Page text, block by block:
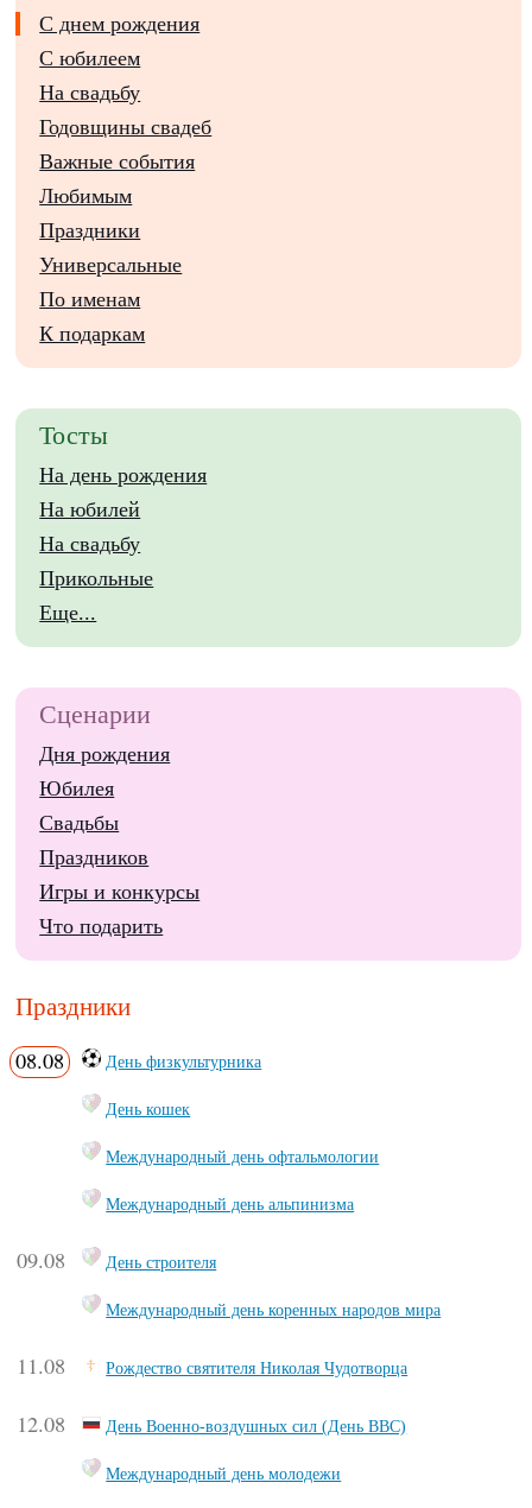
С днем рождения
С юбилеем
На свадьбу
Годовщины свадеб
Важные события
Любимым
Праздники
Универсальные
По именам
К подаркам
Тосты
На день рождения
На юбилей
На свадьбу
Прикольные
Еще...
Сценарии
Дня рождения
Юбилея
Свадьбы
Праздников
Игры и конкурсы
Что подарить
Праздники
08.08 День физкультурника
День кошек
Международный день офтальмологии
Международный день альпинизма
09.08 День строителя
Международный день коренных народов мира
11.08 Рождество святителя Николая Чудотворца
12.08 День Военно-воздушных сил (День ВВС)
Международный день молодежи